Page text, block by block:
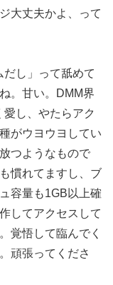
大丈夫かよ、って
し」って舐めて
。甘い。DMM界
し、やたらアク
がウヨウヨしてい
つようなもので
慣れてますし、ブ
容量も1GB以上確
してアクセスして
覚悟して臨んでく
頑張ってくださ